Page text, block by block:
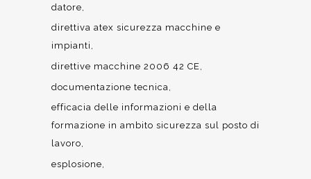
datore
direttiva atex sicurezza macchine e
impianti
direttive macchine 2006 42 CE
documentazione tecnica
efficacia delle informazioni e della
formazione in ambito sicurezza sul posto di
lavoro
esplosione